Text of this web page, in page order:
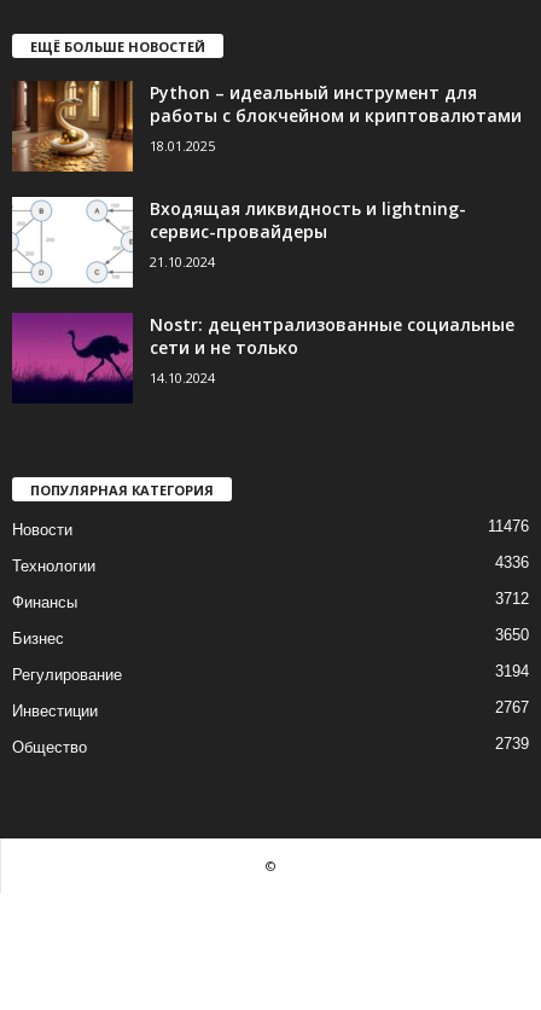
ЕЩЁ БОЛЬШЕ НОВОСТЕЙ
Python – идеальный инструмент для
работы с блокчейном и криптовалютами
18.01.2025
Входящая ликвидность и lightning-
сервис-провайдеры
21.10.2024
Nostr: децентрализованные социальные
сети и не только
14.10.2024
ПОПУЛЯРНАЯ КАТЕГОРИЯ
Новости 11476
Технологии 4336
Финансы 3712
Бизнес 3650
Регулирование 3194
Инвестиции 2767
Общество 2739
©